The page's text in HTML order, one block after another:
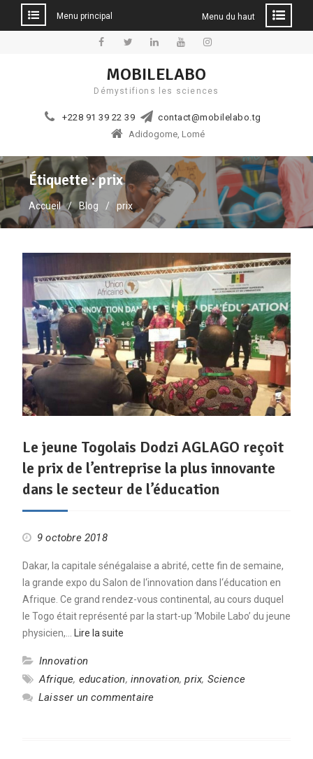
Menu principal Menu du haut
MOBILELABO
Démystifions les sciences
+228 91 39 22 39
contact@mobilelabo.tg
Adidogome, Lomé
Étiquette :prix
Accueil Blog prix
Le jeune Togolais Dodzi AGLAGO reçoit
le prix de l’entreprise la plus innovante
dans le secteur de l’éducation
9 octobre 2018
Dakar, la capitale sénégalaise a abrité, cette fin de semaine,
la grande expo du Salon de l‘innovation dans l‘éducation en
Afrique. Ce grand rendez-vous continental, au cours duquel
le Togo était représenté par la start-up ‘Mobile Labo’ du jeune
physicien,… Lire la suite
Innovation
Afrique, education, innovation,prix, Science
Laisser un commentaire